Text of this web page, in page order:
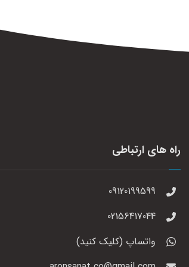
راه های ارتباطی
09120199599
02156417044
واتساپ (کلیک کنید)